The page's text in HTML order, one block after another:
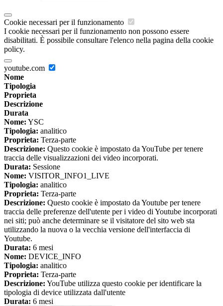
Cookie necessari per il funzionamento
I cookie necessari per il funzionamento non possono essere
disabilitati. È possibile consultare l'elenco nella pagina della cookie
policy.
youtube.com
Nome
Tipologia
Proprieta
Descrizione
Durata
Nome: YSC
Tipologia: analitico
Proprieta: Terza-parte
Descrizione: Questo cookie è impostato da YouTube per tenere
traccia delle visualizzazioni dei video incorporati.
Durata: Sessione
Nome: VISITOR_INFO1_LIVE
Tipologia: analitico
Proprieta: Terza-parte
Descrizione: Questo cookie è impostato da Youtube per tenere
traccia delle preferenze dell'utente per i video di Youtube incorporati
nei siti; può anche determinare se il visitatore del sito web sta
utilizzando la nuova o la vecchia versione dell'interfaccia di
Youtube.
Durata: 6 mesi
Nome: DEVICE_INFO
Tipologia: analitico
Proprieta: Terza-parte
Descrizione: YouTube utilizza questo cookie per identificare la
tipologia di device utilizzata dall'utente
Durata: 6 mesi